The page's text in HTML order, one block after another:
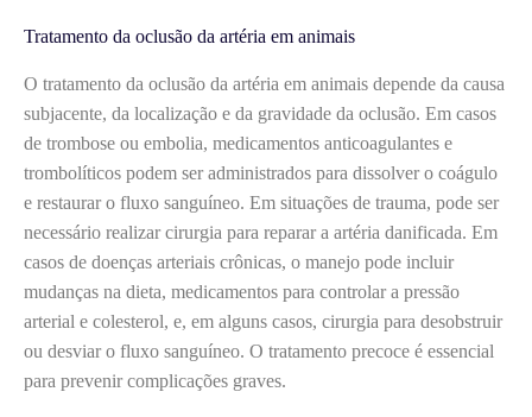
Tratamento da oclusão da artéria em animais
O tratamento da oclusão da artéria em animais depende da causa
subjacente, da localização e da gravidade da oclusão. Em casos
de trombose ou embolia, medicamentos anticoagulantes e
trombolíticos podem ser administrados para dissolver o coágulo
e restaurar o fluxo sanguíneo. Em situações de trauma, pode ser
necessário realizar cirurgia para reparar a artéria danificada. Em
casos de doenças arteriais crônicas, o manejo pode incluir
mudanças na dieta, medicamentos para controlar a pressão
arterial e colesterol, e, em alguns casos, cirurgia para desobstruir
ou desviar o fluxo sanguíneo. O tratamento precoce é essencial
para prevenir complicações graves.